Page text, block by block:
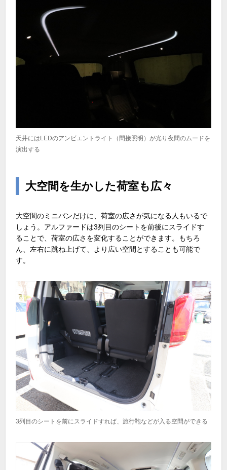
天井にはLEDのアンビエントライト（間接照明）が光り夜間のムードを
演出する
大空間を生かした荷室も広々
大空間のミニバンだけに、荷室の広さが気になる人もいるで
しょう。アルファードは3列目のシートを前後にスライドす
ることで、荷室の広さを変化することができます。もちろ
ん、左右に跳ね上げて、より広い空間とすることも可能で
す。
3列目のシートを前にスライドすれば、旅行鞄などが入る空間ができる